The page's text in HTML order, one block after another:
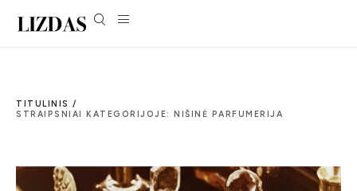
TITULINIS /
STRAIPSNIAI KATEGORIJOJE: NIŠINĖ PARFUMERIJA